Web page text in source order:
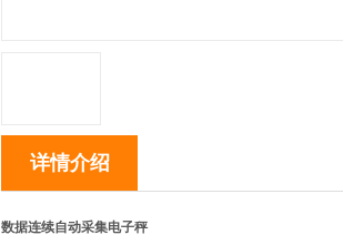
详情介绍
数据连续自动采集电子秤